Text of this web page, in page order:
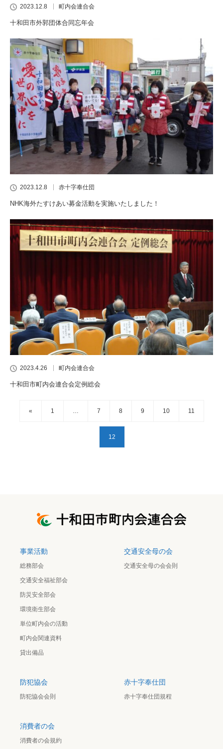
2023.12.8 町内会連合会
十和田市外郭団体合同忘年会
2023.12.8 赤十字奉仕団
NHK海外たすけあい募金活動を実施いたしました！
2023.4.26 町内会連合会
十和田市町内会連合会定例総会
« 1 7 8 9 10 11
12
事業活動
総務部会
交通安全福祉部会
防災安全部会
環境衛生部会
単位町内会の活動
町内会関連資料
貸出備品
交通安全母の会
交通安全母の会会則
防犯協会
防犯協会会則
赤十字奉仕団
赤十字奉仕団規程
消費者の会
消費者の会規約